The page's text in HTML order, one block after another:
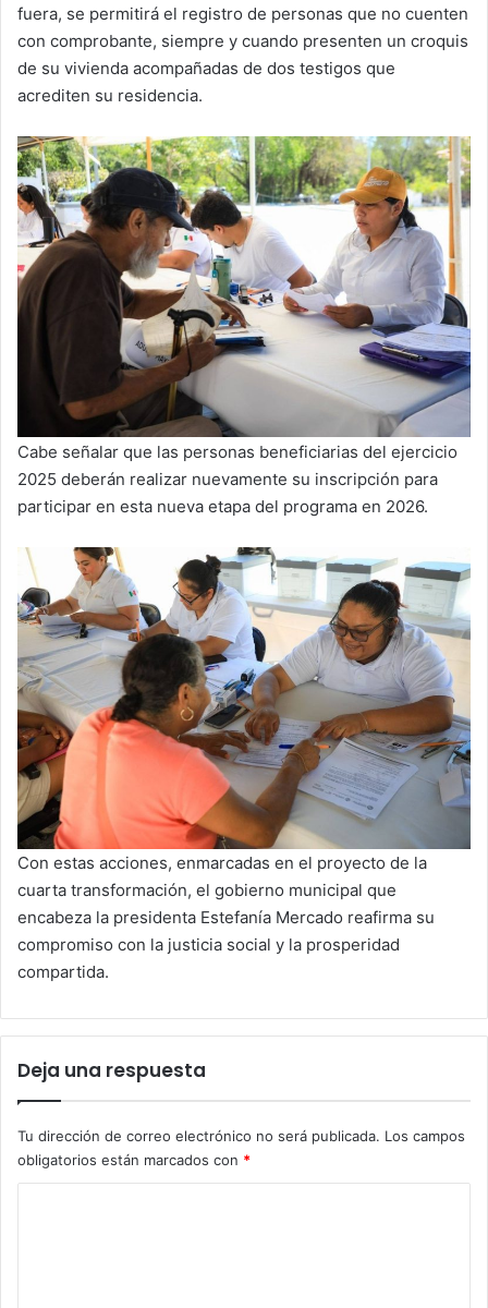
fuera, se permitirá el registro de personas que no cuenten
con comprobante, siempre y cuando presenten un croquis
de su vivienda acompañadas de dos testigos que
acrediten su residencia.
Cabe señalar que las personas beneficiarias del ejercicio
2025 deberán realizar nuevamente su inscripción para
participar en esta nueva etapa del programa en 2026.
Con estas acciones, enmarcadas en el proyecto de la
cuarta transformación, el gobierno municipal que
encabeza la presidenta Estefanía Mercado reafirma su
compromiso con la justicia social y la prosperidad
compartida.
Deja una respuesta
Tu dirección de correo electrónico no será publicada. Los campos
obligatorios están marcados con *